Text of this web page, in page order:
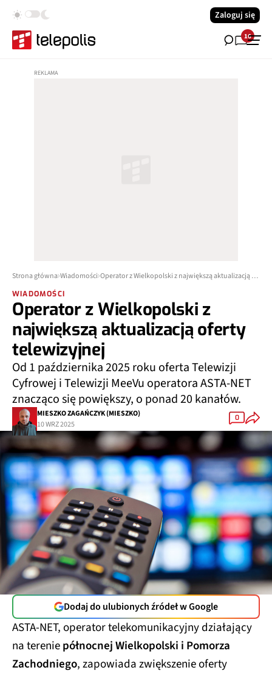
Zaloguj się
16
Strona główna Wiadomości Operator z Wielkopolski z największą aktualizacją oferty telewizyjnej
WIADOMOŚCI
Operator z Wielkopolski z
największą aktualizacją oferty
telewizyjnej
Od 1 października 2025 roku oferta Telewizji
Cyfrowej i Telewizji MeeVu operatora ASTA-NET
znacząco się powiększy, o ponad 20 kanałów.
MIESZKO ZAGAŃCZYK (MIESZKO)
10 WRZ 2025
0
Dodaj do ulubionych źródeł w Google
ASTA-NET, operator telekomunikacyjny działający
na tereniepółnocnej Wielkopolski i Pomorza
Zachodniego, zapowiada zwiększenie oferty